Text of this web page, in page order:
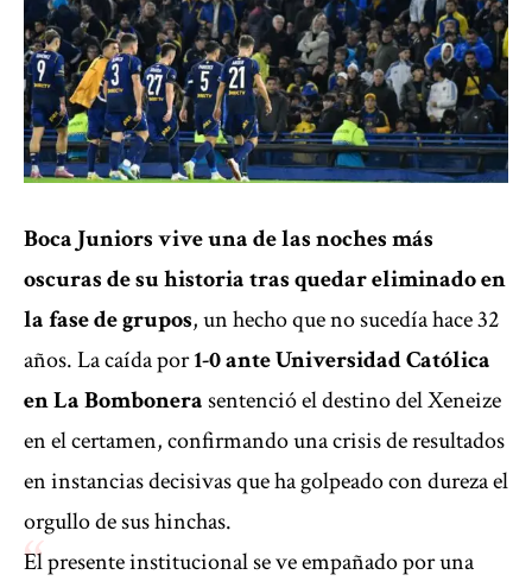
Boca Juniors vive una de las noches más
oscuras de su historia tras quedar eliminado en
la fase de grupos, un hecho que no sucedía hace 32
años. La caída por1-0 ante Universidad Católica
en La Bombonerasentenció el destino del Xeneize
en el certamen, confirmando una crisis de resultados
en instancias decisivas que ha golpeado con dureza el
orgullo de sus hinchas.
El presente institucional se ve empañado por una